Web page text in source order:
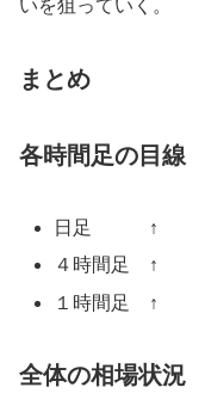
いを狙っていく。
まとめ
各時間足の目線
日足 ↑
４時間足 ↑
１時間足 ↑
全体の相場状況